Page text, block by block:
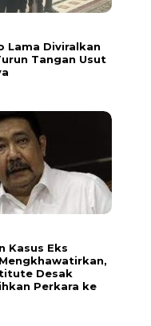
Lama Diviralkan
Tangan Usut
Kasus Eks
Desak
Perkara ke